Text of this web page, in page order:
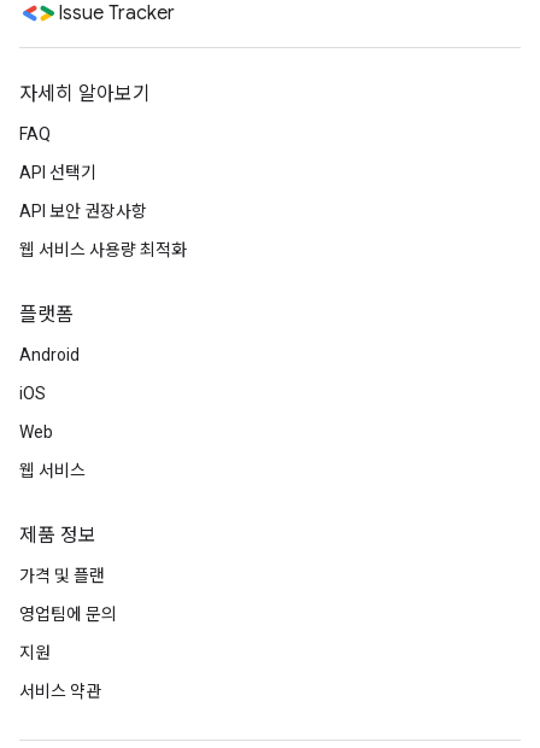
Issue Tracker
자세히 알아보기
FAQ
API 선택기
API 보안 권장사항
웹 서비스 사용량 최적화
플랫폼
Android
iOS
Web
웹 서비스
제품 정보
가격 및 플랜
영업팀에 문의
지원
서비스 약관